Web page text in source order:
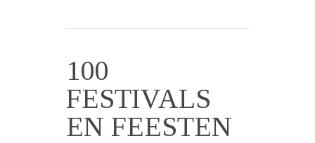
100
FESTIVALS
EN FEESTEN